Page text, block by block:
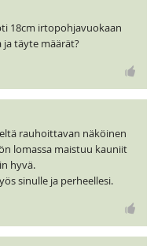
18cm irtopohjavuokaan
täyte määrät?
rauhoittavan näköinen
lomassa maistuu kauniit
hyvä.
sinulle ja perheellesi.